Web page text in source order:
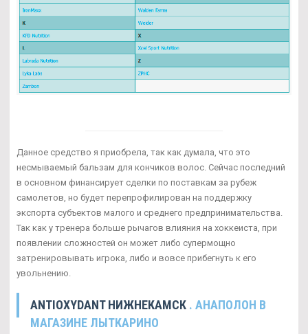
Данное средство я приобрела, так как думала, что это
несмываемый бальзам для кончиков волос. Сейчас последний
в основном финансирует сделки по поставкам за рубеж
самолетов, но будет перепрофилирован на поддержку
экспорта субъектов малого и среднего предпринимательства.
Так как у тренера больше рычагов влияния на хоккеиста, при
появлении сложностей он может либо супермощно
затренировывать игрока, либо и вовсе прибегнуть к его
увольнению.
ANTIOXYDANT НИЖНЕКАМСК . АНАПОЛОН В
МАГАЗИНЕ ЛЫТКАРИНО